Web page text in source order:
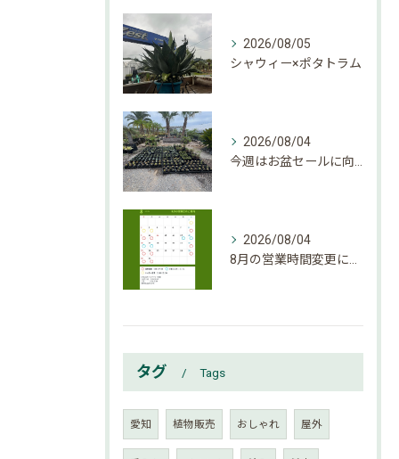
2026/08/05
シャウィー×ポタトラム
2026/08/04
2026/08/04
タグ Tags
愛知 植物販売 おしゃれ 屋外